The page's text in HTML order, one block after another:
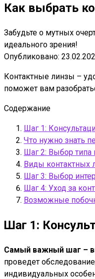
Как выбрать
Забудьте о мутных
идеального зрения!
Опубликовано:
Контактные линзы –
поможет вам
Содержание
Шаг 1:
Что нужно знать
Шаг 2: Выбор типа
Виды контактных
Шаг 3: Выбор
Шаг 4: Уход за
Возможные
Шаг 1:
Самый важный шаг –
проведет
индивидуальных